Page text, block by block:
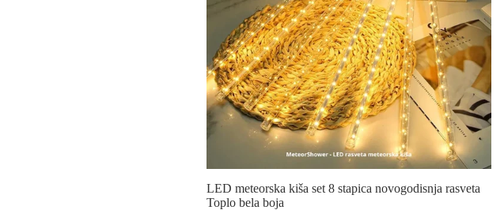
LED meteorska kiša set 8 stapica novogodisnja rasveta
Toplo bela boja